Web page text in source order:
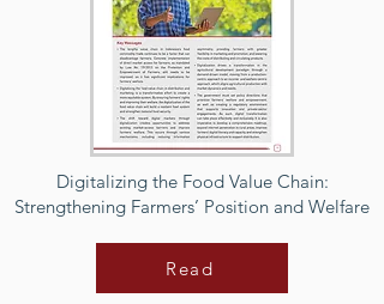
Digitalizing the Food Value Chain:
Strengthening Farmers’ Position and Welfare
Read